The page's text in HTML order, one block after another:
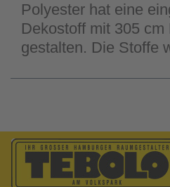
Polyester hat eine
Dekostoff mit 305
gestalten. Die Stoffe